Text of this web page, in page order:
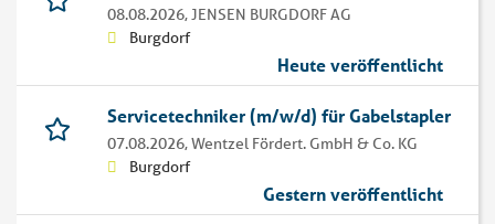
08.08.2026,JENSEN BURGDORF AG
Burgdorf
Heute veröffentlicht
Servicetechniker (m/w/d) für Gabelstapler
07.08.2026,Wentzel Fördert. GmbH & Co. KG
Burgdorf
Gestern veröffentlicht